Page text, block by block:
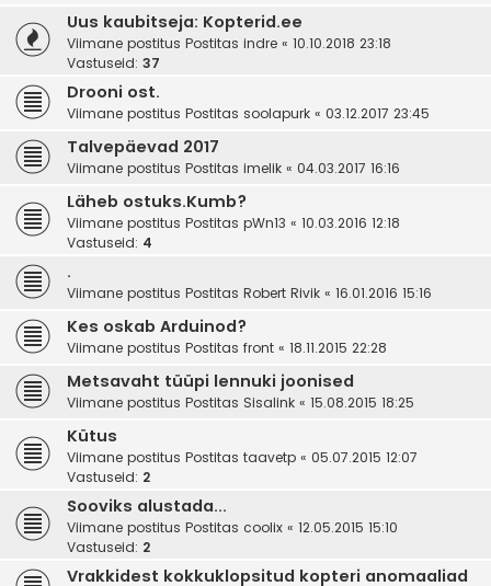
Uus kaubitseja: Kopterid.ee
Viimane postitus Postitas indre « 10.10.2018 23:18
Vastuseid: 37
Drooni ost.
Viimane postitus Postitas soolapurk « 03.12.2017 23:45
Talvepäevad 2017
Viimane postitus Postitas imelik « 04.03.2017 16:16
Läheb ostuks.Kumb?
Viimane postitus Postitas pWn13 « 10.03.2016 12:18
Vastuseid: 4
.
Viimane postitus Postitas Robert Rivik « 16.01.2016 15:16
Kes oskab Arduinod?
Viimane postitus Postitas front « 18.11.2015 22:28
Metsavaht tüüpi lennuki joonised
Viimane postitus Postitas Sisalink « 15.08.2015 18:25
Kütus
Viimane postitus Postitas taavetp « 05.07.2015 12:07
Vastuseid: 2
Sooviks alustada...
Viimane postitus Postitas coolix « 12.05.2015 15:10
Vastuseid: 2
Vrakkidest kokkuklopsitud kopteri anomaaliad